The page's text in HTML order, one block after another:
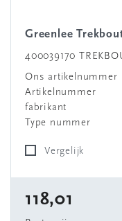
Greenlee
400039170
Ons artikelnummer
Artikelnummer
fabrikant
Type nummer
Vergelijk
118,01